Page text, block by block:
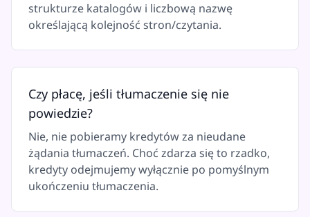
strukturze katalogów i liczbową nazwę
określającą kolejność stron/czytania.
Czy płacę, jeśli tłumaczenie się nie
powiedzie?
Nie, nie pobieramy kredytów za nieudane
żądania tłumaczeń. Choć zdarza się to rzadko,
kredyty odejmujemy wyłącznie po pomyślnym
ukończeniu tłumaczenia.